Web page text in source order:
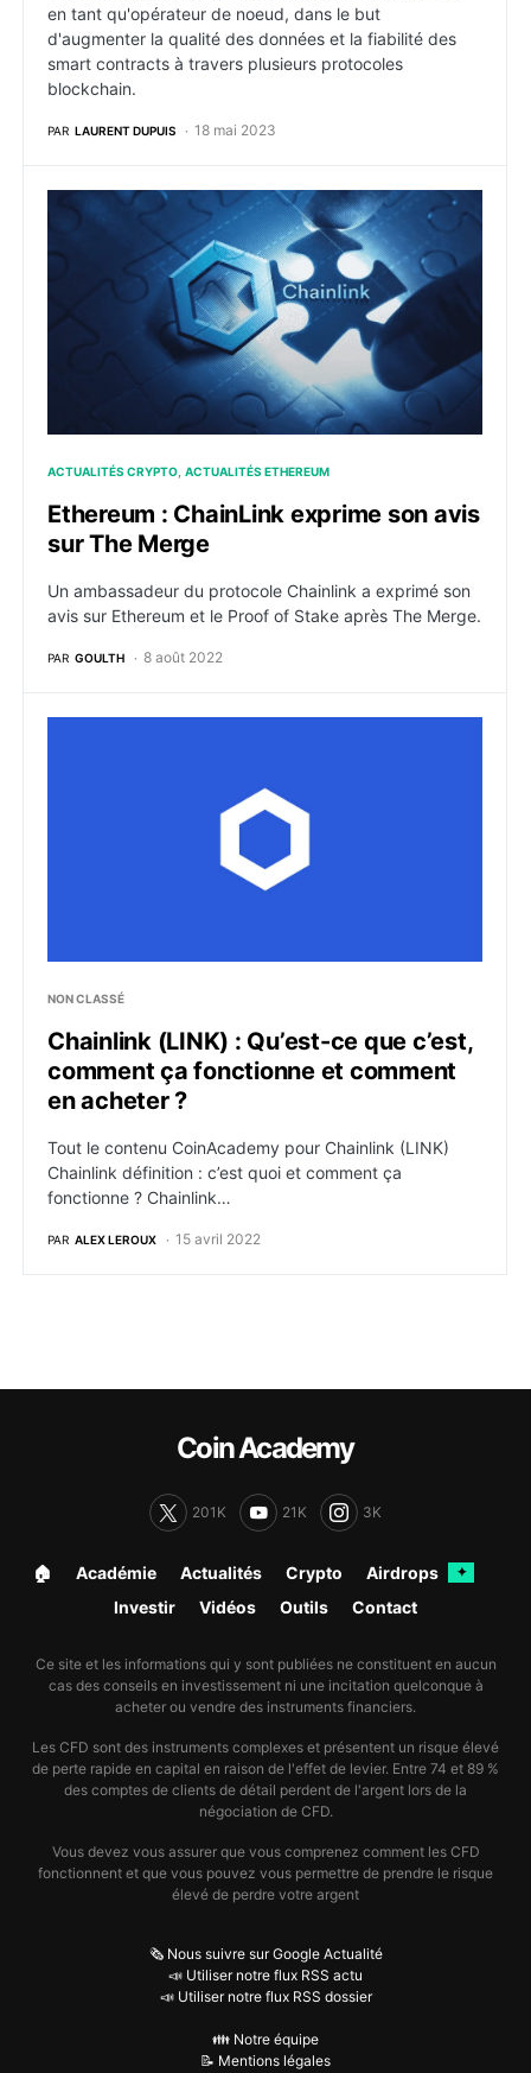
en tant qu'opérateur de noeud, dans le but
d'augmenter la qualité des données et la fiabilité des
smart contracts à travers plusieurs protocoles
blockchain.
PAR LAURENT DUPUIS 18 mai 2023
Ethereum : ChainLink exprime son avis sur The Merge
ACTUALITÉS CRYPTO ACTUALITÉS ETHEREUM
Ethereum : ChainLink exprime son avis
sur The Merge
Un ambassadeur du protocole Chainlink a exprimé son
avis sur Ethereum et le Proof of Stake après The Merge.
PAR GOULTH 8 août 2022
NON CLASSÉ
Chainlink (LINK) : Qu’est-ce que c’est,
comment ça fonctionne et comment
en acheter ?
Tout le contenu CoinAcademy pour Chainlink (LINK)
Chainlink définition : c’est quoi et comment ça
fonctionne ? Chainlink…
PAR ALEX LEROUX 15 avril 2022
Coin Academy
201K 21K 3K
🏠︎ Académie Actualités Crypto Airdrops ✦
Investir Vidéos Outils Contact
Ce site et les informations qui y sont publiées ne constituent en aucun
cas des conseils en investissement ni une incitation quelconque à
acheter ou vendre des instruments financiers.
Les CFD sont des instruments complexes et présentent un risque élevé
de perte rapide en capital en raison de l'effet de levier. Entre 74 et 89 %
des comptes de clients de détail perdent de l'argent lors de la
négociation de CFD.
Vous devez vous assurer que vous comprenez comment les CFD
fonctionnent et que vous pouvez vous permettre de prendre le risque
élevé de perdre votre argent
🗞️ Nous suivre sur Google Actualité
📣 Utiliser notre flux RSS actu
📣 Utiliser notre flux RSS dossier
👪 Notre équipe
📝 Mentions légales